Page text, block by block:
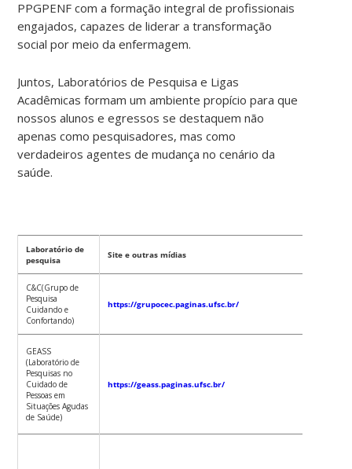
PPGPENF com a formação integral de profissionais
engajados, capazes de liderar a transformação
social por meio da enfermagem.
Juntos, Laboratórios de Pesquisa e Ligas
Acadêmicas formam um ambiente propício para que
nossos alunos e egressos se destaquem não
apenas como pesquisadores, mas como
verdadeiros agentes de mudança no cenário da
saúde.
Laboratório de
pesquisa
Site e outras mídias
C&C(Grupo de
Pesquisa
Cuidando e
Confortando)
https://grupocec.paginas.ufsc.br/
GEASS
(Laboratório de
Pesquisas no
Cuidado de
Pessoas em
Situações Agudas
de Saúde)
https://geass.paginas.ufsc.br/